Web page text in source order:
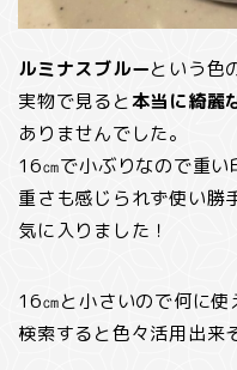
ルミナスブルーという色
実物で見ると本当に綺麗
ありませんでした。
16㎝で小ぶりなので重
重さも感じられず使い勝
気に入りました！
16㎝と小さいので何に
検索すると色々活用出来